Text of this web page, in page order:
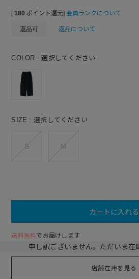
[ 180 ポイント還元] 会員ランクについて
返品可 返品について
COLOR 選択してください
SIZE 選択してください
カートに入れる
送料無料でお届けします
申し訳ございません。ただいま在
店舗在庫を見る